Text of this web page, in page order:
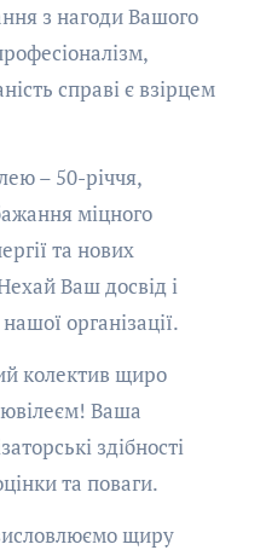
з нагоди Вашого
справі є взірцем
– 50-річчя,
міцного
та нових
Ваш досвід і
організації.
колектив щиро
ювілеєм! Ваша
здібності
та поваги.
щиру